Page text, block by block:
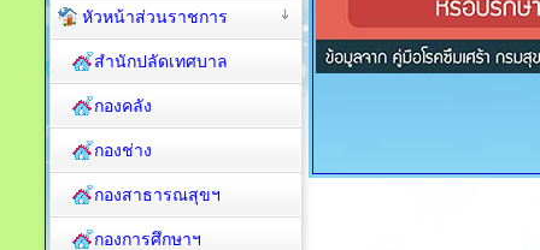
หัวหน้าส่วนราชการ
สำนักปลัดเทศบาล
กองคลัง
กองช่าง
กองสาธารณสุขฯ
กองการศึกษาฯ